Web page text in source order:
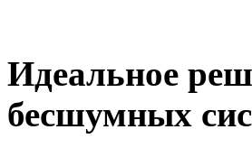
Идеальное
бесшумных